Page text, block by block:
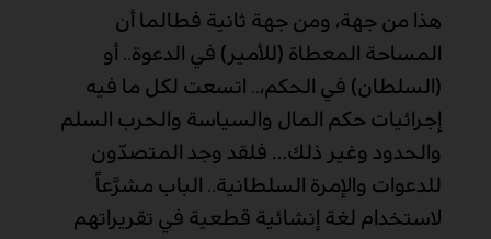
هذا من جهة، ومن جهة ثانية فطالما أن
المساحة المعطاة (للأمير) في الدعوة.. أو
(السلطان) في الحكم،.. اتسعت لكل ما فيه
إجرائيات حكم المال والسياسة والحرب السلم
والحدود وغير ذلك… فلقد وجد المتصدّون
للدعوات والإمرة السلطانية.. الباب مشرَّعاً
لاستخدام لغة إنشائية قطعية في تقريراتهم